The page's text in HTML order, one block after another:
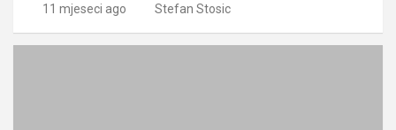
11 mjeseci ago Stefan Stosic